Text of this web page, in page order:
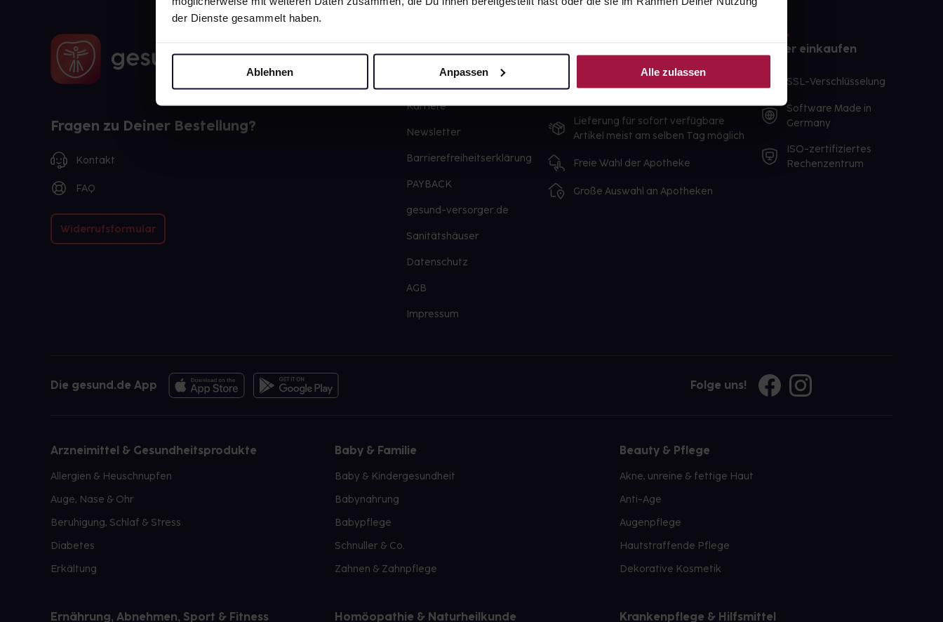
der Dienste gesammelt haben.
Ablehnen Anpassen Alle zulassen
Fragen zu Deiner Bestellung?
Kontakt
FAQ
Widerrufsformular
Karriere
Newsletter
Barrierefreiheitserklärung
PAYBACK
gesund-versorger.de
Sanitätshäuser
Datenschutz
AGB
Impressum
Lieferung für sofort verfügbare
Artikel meist am selben Tag möglich
Freie Wahl der Apotheke
Große Auswahl an Apotheken
Sicher einkaufen
SSL-Verschlüsselung
Software Made in
Germany
ISO-zertifiziertes
Rechenzentrum
Die gesund.de App Folge uns!
Arzneimittel & Gesundheitsprodukte
Allergien & Heuschnupfen
Auge, Nase & Ohr
Beruhigung, Schlaf & Stress
Diabetes
Erkältung
Baby & Familie
Baby & Kindergesundheit
Babynahrung
Babypflege
Schnuller & Co.
Zahnen & Zahnpflege
Beauty & Pflege
Akne, unreine & fettige Haut
Anti-Age
Augenpflege
Hautstraffende Pflege
Dekorative Kosmetik
Ernährung, Abnehmen, Sport & Fitness Homöopathie & Naturheilkunde Krankenpflege & Hilfsmittel